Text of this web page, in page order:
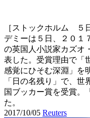
［ストックホルム ５
デミーは５日、２０１
の英国人小説家カズオ
表した。受賞理由で「
感覚にひそむ深淵」を
「日の名残り」で、
国ブッカー賞を受賞。
た。
2017/10/05 Reuters